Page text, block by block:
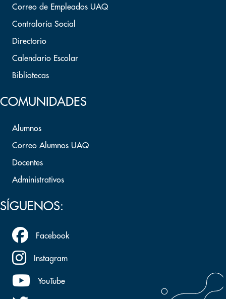
Correo de Empleados UAQ
Contraloría Social
Directorio
Calendario Escolar
Bibliotecas
COMUNIDADES
Alumnos
Correo Alumnos UAQ
Docentes
Administrativos
SÍGUENOS:
Facebook
Instagram
YouTube